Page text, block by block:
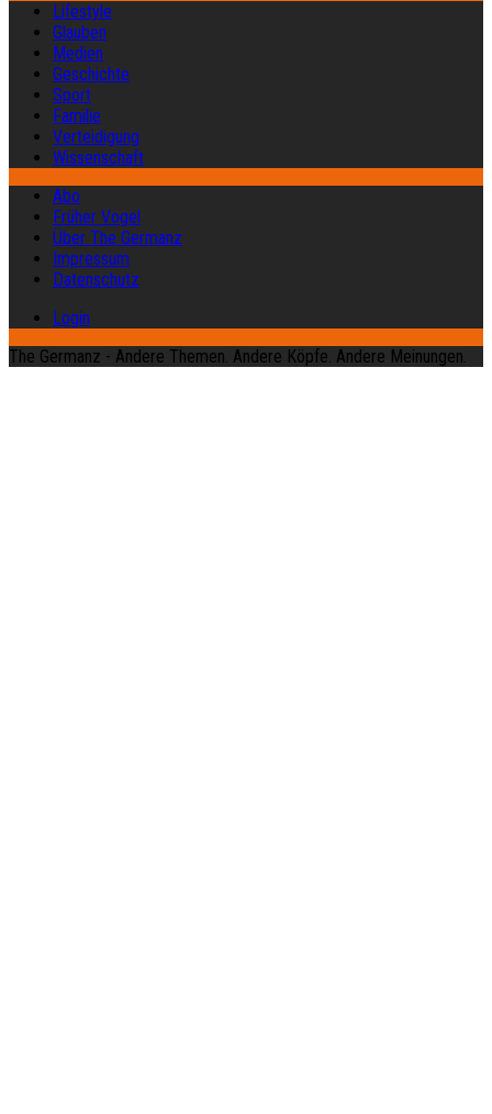
Lifestyle
Glauben
Medien
Geschichte
Sport
Familie
Verteidigung
Wissenschaft
Abo
Früher Vogel
Über The Germanz
Impressum
Datenschutz
Login
The Germanz - Andere Themen. Andere Köpfe. Andere Meinungen.